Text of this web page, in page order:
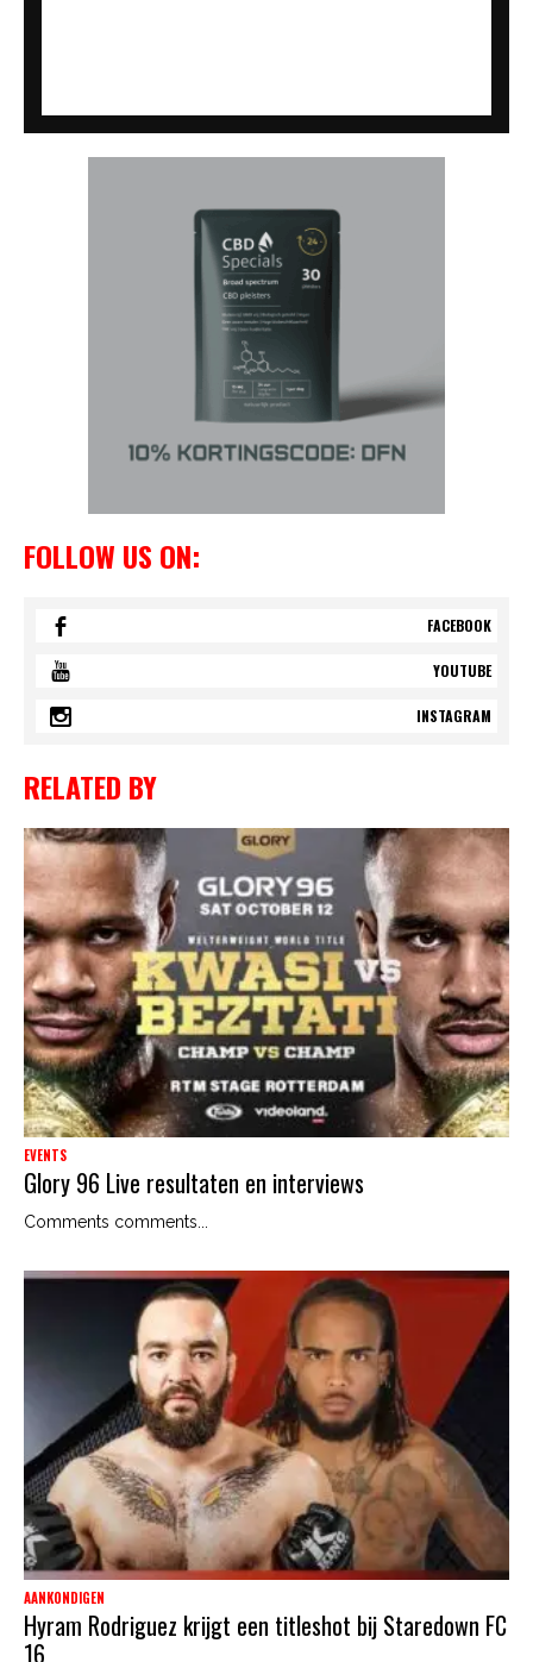
FOLLOW US ON:
FACEBOOK
YOUTUBE
INSTAGRAM
RELATED BY
EVENTS
Glory 96 Live resultaten en interviews
Comments comments...
AANKONDIGEN
Hyram Rodriguez krijgt een titleshot bij Staredown FC
16